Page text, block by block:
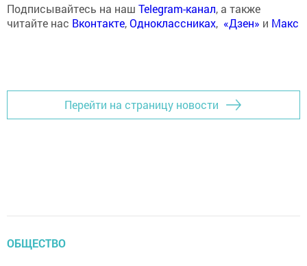
Подписывайтесь на наш Telegram-канал, а также
читайте нас Вконтакте,Одноклассниках, «Дзен» и Макс
Перейти на страницу новости
ОБЩЕСТВО